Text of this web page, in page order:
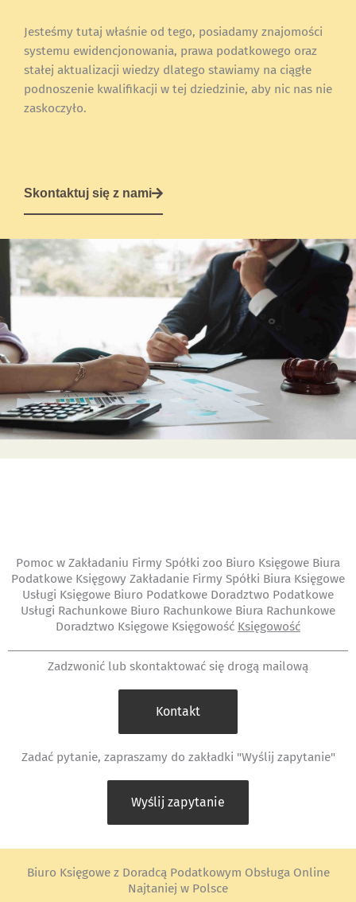
Jesteśmy tutaj właśnie od tego, posiadamy znajomości
systemu ewidencjonowania, prawa podatkowego oraz
stałej aktualizacji wiedzy dlatego stawiamy na ciągłe
podnoszenie kwalifikacji w tej dziedzinie, aby nic nas nie
zaskoczyło.
Skontaktuj się z nami
Pomoc w Zakładaniu Firmy Spółki zoo Biuro Księgowe Biura
Podatkowe Księgowy Zakładanie Firmy Spółki Biura Księgowe
Usługi Księgowe Biuro Podatkowe Doradztwo Podatkowe
Usługi Rachunkowe Biuro Rachunkowe Biura Rachunkowe
Doradztwo Księgowe Księgowość Księgowość
Zadzwonić lub skontaktować się drogą mailową
Kontakt
Zadać pytanie, zapraszamy do zakładki "Wyślij zapytanie"
Wyślij zapytanie
Biuro Księgowe z Doradcą Podatkowym Obsługa Online
Najtaniej w Polsce